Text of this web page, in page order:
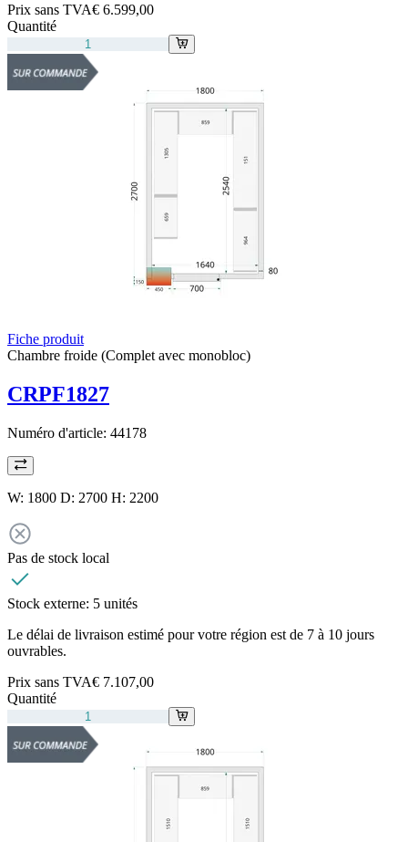
Prix sans TVA€ 6.599,00
Quantité
Fiche produit
Chambre froide (Complet avec monobloc)
CRPF1827
Numéro d'article: 44178
W: 1800 D: 2700 H: 2200
Pas de stock local
Stock externe: 5 unités
Le délai de livraison estimé pour votre région est de 7 à 10 jours
ouvrables.
Prix sans TVA€ 7.107,00
Quantité